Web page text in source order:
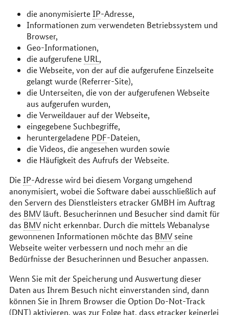
die anonymisierte IP-Adresse,
Informationen zum verwendeten Betriebssystem und
Browser,
Geo-Informationen,
die aufgerufene URL,
die Webseite, von der auf die aufgerufene Einzelseite
gelangt wurde (Referrer-Site),
die Unterseiten, die von der aufgerufenen Webseite
aus aufgerufen wurden,
die Verweildauer auf der Webseite,
eingegebene Suchbegriffe,
heruntergeladene PDF-Dateien,
die Videos, die angesehen wurden sowie
die Häufigkeit des Aufrufs der Webseite.
Die IP-Adresse wird bei diesem Vorgang umgehend
anonymisiert, wobei die Software dabei ausschließlich auf
den Servern des Dienstleisters etracker GMBH im Auftrag
des BMVläuft. Besucherinnen und Besucher sind damit für
das BMVnicht erkennbar. Durch die mittels Webanalyse
gewonnenen Informationen möchte das BMVseine
Webseite weiter verbessern und noch mehr an die
Bedürfnisse der Besucherinnen und Besucher anpassen.
Wenn Sie mit der Speicherung und Auswertung dieser
Daten aus Ihrem Besuch nicht einverstanden sind, dann
können Sie in Ihrem Browser die Option Do-Not-Track
(DNT) aktivieren, was zur Folge hat, dass etracker keinerlei